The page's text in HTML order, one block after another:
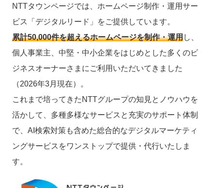
NTTタウンページでは、ホームページ制作・運用サー
ビス「デジタルリード」をご提供しています。
累計50,000件を超えるホームページを制作・運用し、
個人事業主、中堅・中小企業をはじめとした多くのビ
ジネスオーナーさまにご利用いただいてきました
（2026年3月現在）。
これまで培ってきたNTTグループの知見とノウハウを
活かして、多種多様なサービスと充実のサポート体制
で、AI検索対策も含めた総合的なデジタルマーケティ
ングサービスをワンストップで提供・代行いたしま
す。